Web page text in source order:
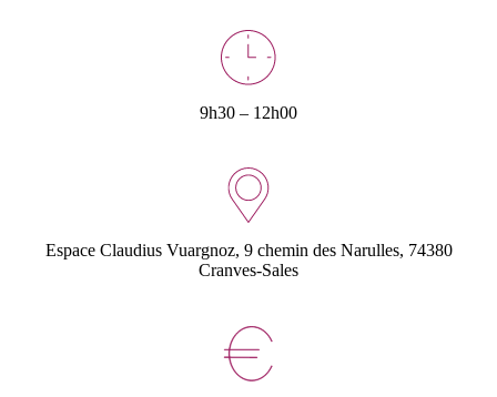
9h30 – 12h00
Espace Claudius Vuargnoz, 9 chemin des Narulles, 74380
Cranves-Sales